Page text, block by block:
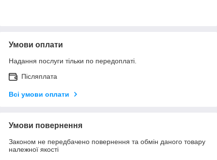
Умови оплати
Надання послуги тільки по передоплаті.
Післяплата
Всі умови оплати
Умови повернення
Законом не передбачено повернення та обмін даного товару
належної якості